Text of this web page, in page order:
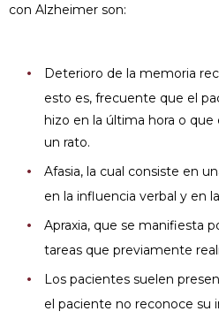
con Alzheimer son:
Deterioro de la memoria
esto es, frecuente que el
hizo en la última hora o
un rato.
Afasia, la cual consiste en
en la influencia verbal y en
Apraxia, que se manifiesta
tareas que previamente
Los pacientes suelen
el paciente no reconoce su